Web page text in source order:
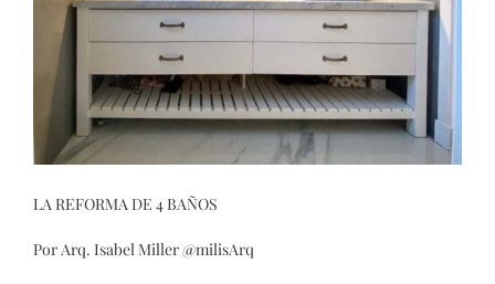
LA REFORMA DE 4 BAÑOS
Por Arq. Isabel Miller @milisArq